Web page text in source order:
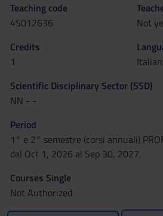
Teaching code
4S012636
Not
Credits
1
Italian
Scientific Disciplinary Sector (SSD)
NN - -
Period
1° e 2° semestre (corsi annuali)
dal Oct 1, 2026 al Sep 30, 2027.
Courses Single
Not Authorized